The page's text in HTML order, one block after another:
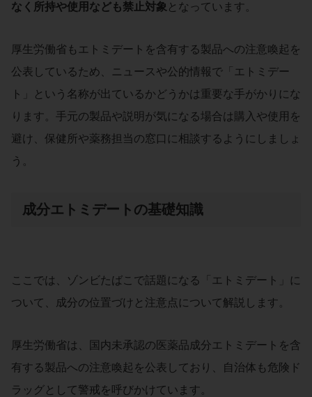
なく所持や使用なども禁止対象 となっています。
厚生労働省もエトミデートを含有する製品への注意喚起を
公表しているため、ニュースや公的情報で「エトミデー
ト」という名称が出ているかどうかは重要な手がかりにな
ります。手元の製品や説明が気になる場合は購入や使用を
避け、保健所や薬務担当の窓口に相談するようにしましょ
う。
成分エトミデートの基礎知識
ここでは、ゾンビたばこで話題になる「エトミデート」に
ついて、成分の位置づけと注意点について解説します。
厚生労働省は、国内未承認の医薬品成分エトミデートを含
有する製品への注意喚起を公表しており、自治体も危険ド
ラッグとして警戒を呼びかけています。